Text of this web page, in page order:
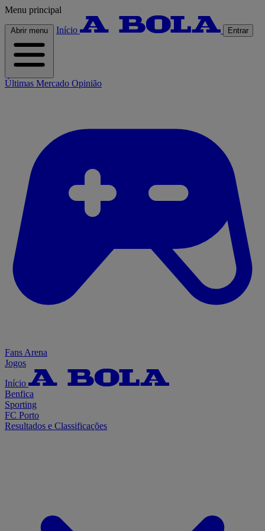
Menu principal
Abrir menu Início Entrar
Últimas Mercado Opinião
Fans Arena
Jogos
Início
Benfica
Sporting
FC Porto
Resultados e Classificações